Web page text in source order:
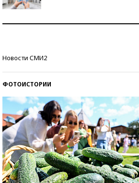
Новости СМИ2
ФОТОИСТОРИИ